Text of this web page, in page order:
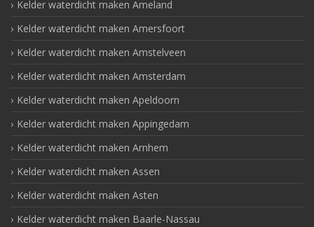
Kelder waterdicht maken Ameland
Kelder waterdicht maken Amersfoort
Kelder waterdicht maken Amstelveen
Kelder waterdicht maken Amsterdam
Kelder waterdicht maken Apeldoorn
Kelder waterdicht maken Appingedam
Kelder waterdicht maken Arnhem
Kelder waterdicht maken Assen
Kelder waterdicht maken Asten
Kelder waterdicht maken Baarle-Nassau